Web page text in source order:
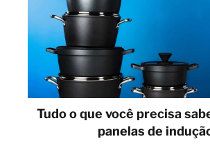
Tudo o que você precisa
panelas de